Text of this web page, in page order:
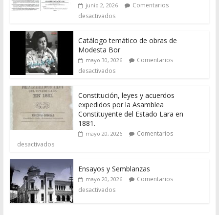
junio 2, 2026
Comentarios
desactivados
Catálogo temático de obras de
Modesta Bor
mayo 30, 2026
Comentarios
desactivados
Constitución, leyes y acuerdos
expedidos por la Asamblea
Constituyente del Estado Lara en
1881.
mayo 20, 2026
Comentarios
desactivados
Ensayos y Semblanzas
mayo 20, 2026
Comentarios
desactivados